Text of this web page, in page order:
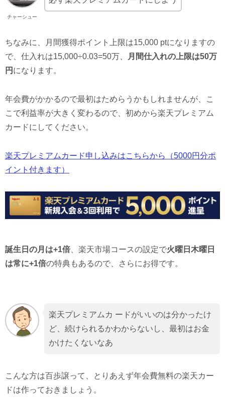
チャーシュー
ちなみに、月間獲得ポイント上限は15,000 ptになりますの
で、仕入れは15,000÷0.03=50万、
月間仕入れの上限は50万
円 になります。
年会費がかかるので最初はためらうかもしれませんが、こ
こで利益率が大きく変わるので、初めから楽天プレミアム
カードにしてください。
楽天プレミアムカード申し込みはこちらから（5000円分ポ
イント付きます）
誕生日の月は+1倍 、楽天市場コースの設定で火曜日木曜日
は常に+1倍の特典もあるので、さらにお得です。
楽天プレミアムカ ードがいいのは分かったけ
ど、続けられるかわからないし、最初はお金
かけたくないなあ
こんな方は百歩譲って、とりあえず年会費無料の楽天カー
ドは作っておきましょう。